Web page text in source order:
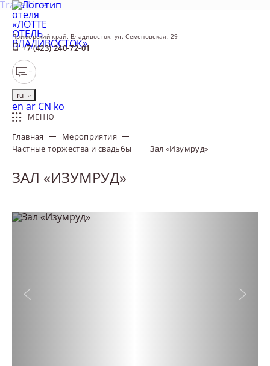
Приморский край, Владивосток, ул. Семеновская, 29
+7 (423) 240-72-01
ru
English
enالعربية
ar 中文
CN 한국어
ko
МЕНЮ
TravelLine
Главная
Мероприятия
Частные торжества и свадьбы
Зал «Изумруд»
ЗАЛ «ИЗУМРУД»
Предыдущий слайд